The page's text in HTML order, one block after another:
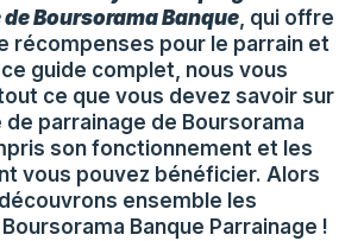
Boursorama Banque, qui offre
récompenses pour le parrain et
ce guide complet, nous vous
ce que vous devez savoir sur
de parrainage de Boursorama
son fonctionnement et les
vous pouvez bénéficier. Alors
ensemble les
Banque Parrainage !